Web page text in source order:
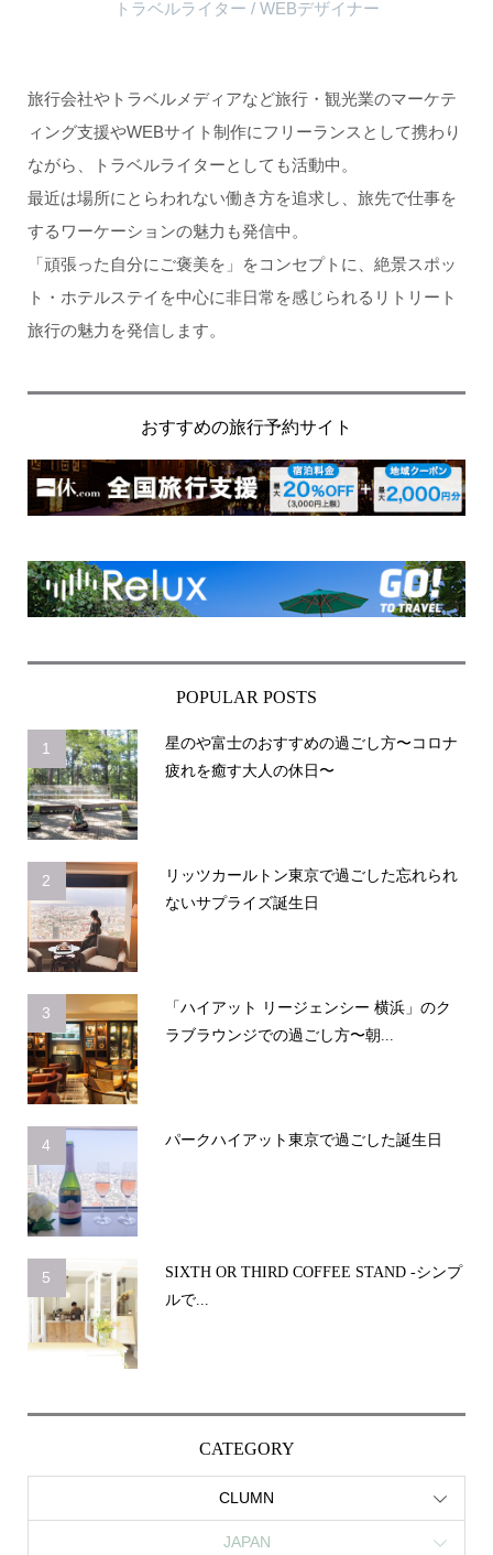
トラベルライター / WEBデザイナー
旅行会社やトラベルメディアなど旅行・観光業のマーケテ
ィング支援やWEBサイト制作にフリーランスとして携わり
ながら、トラベルライターとしても活動中。
最近は場所にとらわれない働き方を追求し、旅先で仕事を
するワーケーションの魅力も発信中。
「頑張った自分にご褒美を」をコンセプトに、絶景スポッ
ト・ホテルステイを中心に非日常を感じられるリトリート
旅行の魅力を発信します。
おすすめの旅行予約サイト
POPULAR POSTS
1
星のや富士のおすすめの過ごし方〜コロナ
疲れを癒す大人の休日〜
2
リッツカールトン東京で過ごした忘れられ
ないサプライズ誕生日
3
「ハイアット リージェンシー 横浜」のク
ラブラウンジでの過ごし方〜朝...
4 パークハイアット東京で過ごした誕生日
5
SIXTH OR THIRD COFFEE STAND -シンプ
ルで...
CATEGORY
CLUMN
JAPAN